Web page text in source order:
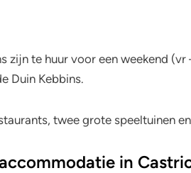
zijn te huur voor een weekend
Duin Kebbins.
twee grote speeltuinen
in